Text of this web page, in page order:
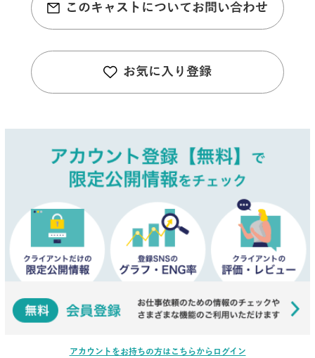
このキャストについてお問い合わせ
お気に入り登録
アカウントをお持ちの方はこちらからログイン